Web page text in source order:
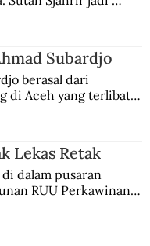
Subardjo
berasal dari
di Aceh yang terlibat
Lekas Retak
dalam pusaran
RUU Perkawinan.